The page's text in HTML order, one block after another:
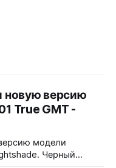
новую версию
True GMT -
модели
Черный